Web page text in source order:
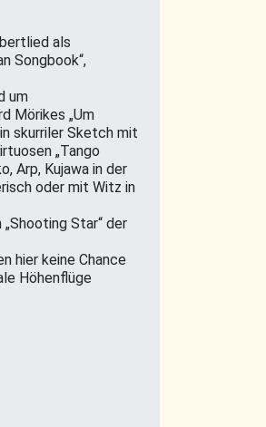
als
Songbook“,
um
Mörikes „Um
skurriler Sketch mit
„Tango
Arp, Kujawa in der
oder mit Witz in
Star“ der
hier keine Chance
Höhenflüge